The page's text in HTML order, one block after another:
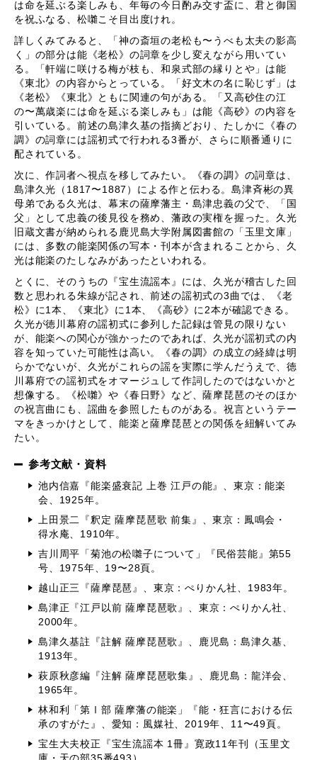
は命を延ぶる楽しみも、年毎の今日酌み交す盃に、君と御国
を祝ふなる、松囃こそ目出度けれ。
詳しくみてみると、「神の斎垣の老松も〜うべも太夫の影高
く」の部分は能《老松》の詞章を少し変えながら用いてい
る。「軒端に咲ける梅が枝も、和泉式部の縁りとや」は能
《東北》の内容からとっている。「好文木の名に恥じず」は
《老松》《東北》ともに関連の句がある。「又高砂住の江
の〜萬歳楽には命を延ぶる楽しみも」は能《高砂》の内容を
引いている。前述の島津久基の指摘どおり、たしかに《春の
調》の詞章には謡初式で行われる3番が、さらに順番通りに
配されている。
次に、作詞者へ視点を移してみたい。《春の調》の詞章は、
島津久光（1817〜1887）による作と伝わる。島津斉彬の異
母弟である久光は、幕末の薩摩藩主・島津忠義の父で、「国
父」として忠義の後見役を務め、藩政の実権を握った。久光
旧蔵文書が納められる鹿児島大学附属図書館の「玉里文庫」
には、多数の能楽関係の写本・刊本が含まれることから、久
光は能楽のたしなみがあったといわれる。
とくに、そのうちの『宝生流謡本』には、久光が稽古した回
数と思われる朱線が記され、前述の謡初式の3曲では、《老
松》に1本、《東北》に1本、《高砂》に2本が確認できる。
久光が徳川幕府の謡初式に参列した記録は管見の限りない
が、能楽への関心が強かったのであれば、久光が謡初式の内
容を知っていた可能性は高い。《春の調》の成立の経緯は明
らかでないが、久光がこれらの謡を実際に学んだうえで、徳
川幕府での謡初式をオマージュして作詞したのではないかと
想像する。《松囃》や《春日野》など、薩摩琵琶のそのほか
の祝言曲にも、謡曲を参照したものがある。祝言というテー
マをきっかけとして、能楽と薩摩琵琶との関係を紐解いてみ
たい。
参考文献・資料
池内信嘉『能楽盛衰記 上巻 江戸の能』、東京：能楽
会、1925年。
上田景二『釈定 薩摩琵琶歌 前集』、東京：鳳鳴会・
得水庵、1910年。
吉川周平「菊池の松囃子について」『民俗芸能』第55
号、1975年、19〜28頁。
越山正三『薩摩琵琶』、東京：ぺりかん社、1983年。
島津正『江戸以前 薩摩琵琶歌』、東京：ぺりかん社、
2000年。
島津久基註『註解 薩摩琵琶歌』、鹿児島：島津久基、
1913年。
萩原秋彦編『注解 薩摩琵琶歌集』、鹿児島：龍洋会、
1965年。
林和利「第Ⅰ部 薩摩藩の能楽」『能・狂言における伝
承のすがた』、愛知：風媒社、2019年、11〜49頁。
宝生大夫校正『宝生流謡本 1冊』寛政11年刊（玉里文